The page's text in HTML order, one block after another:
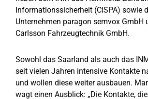
Informationssicherheit (CISPA) sowie
Unternehmen paragon semvox GmbH
Carlsson Fahrzeugtechnik GmbH.
Sowohl das Saarland als auch das
seit vielen Jahren intensive Kontakte
und wollen diese weiter ausbauen.
wagt einen Ausblick: „Die Kontakte,